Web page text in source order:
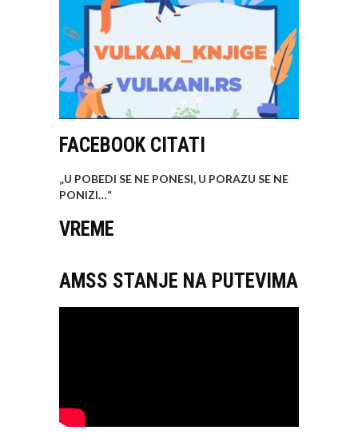
FACEBOOK CITATI
„U POBEDI SE NE PONESI, U PORAZU SE NE
PONIZI…“
VREME
AMSS STANJE NA PUTEVIMA